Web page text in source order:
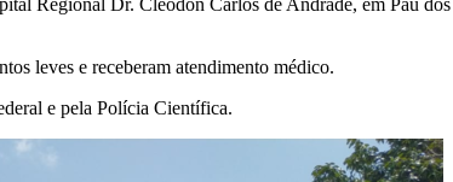
leves e receberam atendimento médico.
e pela Polícia Científica.